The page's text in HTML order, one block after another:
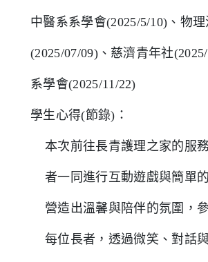
中醫系系學會(2025/5/10)、物
(2025/07/09)、慈濟青年社
系學會(2025/11/22)
學生心得(節錄)：
本次前往長青護理之家的服
者一同進行互動遊戲與簡單
營造出溫馨與陪伴的氛圍，
每位長者，透過微笑、對話